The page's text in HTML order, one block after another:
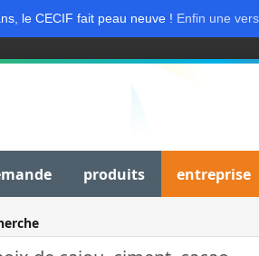
le CECIF fait peau neuve ! Enfin une
produits entreprise